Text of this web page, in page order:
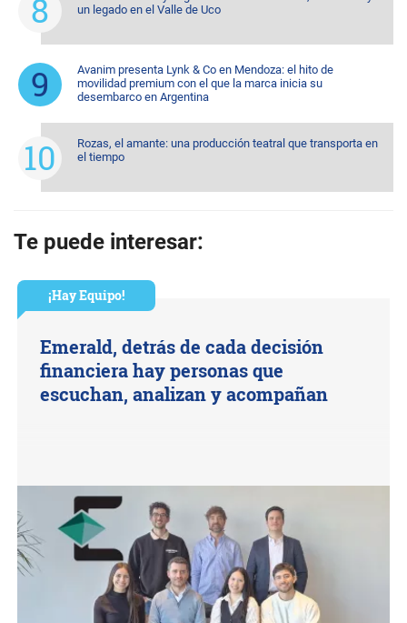
un legado en el Valle de Uco
Avanim presenta Lynk & Co en Mendoza: el hito de
movilidad premium con el que la marca inicia su
desembarco en Argentina
Rozas, el amante: una producción teatral que transporta en
el tiempo
Te puede interesar:
¡Hay Equipo!
Emerald, detrás de cada decisión
financiera hay personas que
escuchan, analizan y acompañan